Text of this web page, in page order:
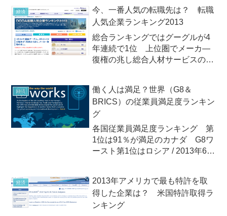
経済
今、一番人気の転職先は？ 転職
人気企業ランキング2013
総合ランキングではグーグルが4
年連続で1位 上位圏でメーカ―
復権の兆し総合人材サービスの株
ダ）」がビジネスパーソン4,000
人を対象に行った「DODA転職人
気企業ランキング201...
経済
働く人は満足？世界（G8＆
BRICS）の従業員満足度ランキン
グ
各国従業員満足度ランキング 第
1位は91％が満足のカナダ G8ワ
ースト第1位はロシア / 2013年6月
員満足度ランキング」が発表され
ました。この調査は、イギリスの
人材マネジメント...
経済
2013年アメリカで最も特許を取
得した企業は？ 米国特許取得ラ
ンキング